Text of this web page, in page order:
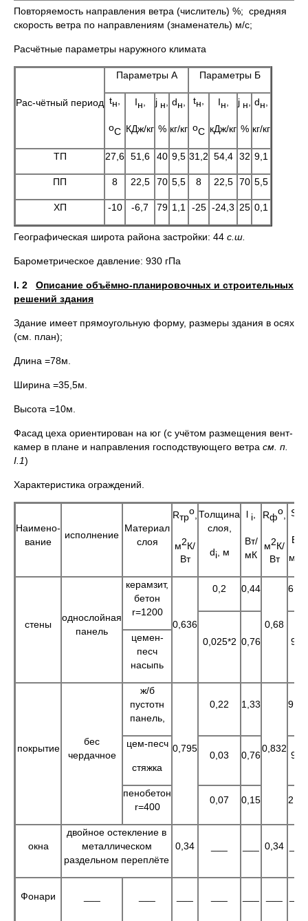
Повторяемость направления ветра (числитель) %; средняя
скорость ветра по направлениям (знаменатель) м/с;
Расчётные параметры наружного климата
Рас-чётный период
Параметры А Параметры Б
tн,
оC
Iн,
КДж/кг
j н,
%
dн,
кг/кг
tн,
оC
Iн,
кДж/кг
j н,
%
dн,
кг/кг
ТП 27,6 51,6 40 9,5 31,2 54,4 32 9,1
ПП 8 22,5 70 5,5 8 22,5 70 5,5
ХП -10 -6,7 79 1,1 -25 -24,3 25 0,1
Географическая широта района застройки: 44 с.ш.
Барометрическое давление: 930 гПа
I. 2
Описание объёмно-планировочных и строительных
решений здания
Здание имеет прямоугольную форму, размеры здания в осях
(см. план);
Длина =78м.
Ширина =35,5м.
Высота =10м.
Фасад цеха ориентирован на юг (с учётом размещения вент-
камер в плане и направления господствующего ветра см. п.
I.1)
Характеристика ограждений.
Наимено-
вание
исполнение
Материал
слоя
Rтр
о
м2К/
Вт
Толщина
слоя,
di, м
l i,
Вт/
мК
Rф
о
м2К/
Вт
S
Вт/
м
стены
однослойная
панель
керамзит,
бетон
r=1200
0,636
0,2 0,44
0,68
6,36
0,025*2 0,76 9,6
цемен-
песч
насыпь
покрытие
бес
чердачное
ж/б
пустотн
панель,
0,795
0,22 1,33
0,832
9,72
цем-песч
стяжка
0,03 0,76 9,6
пенобетон
r=400
0,07 0,15 2,42
окна
двойное остекление в
металлическом
раздельном переплёте
0,34 0,34
Фонари